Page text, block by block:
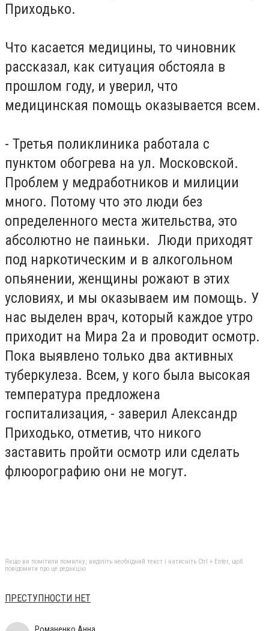
Приходько.
Что касается медицины, то чиновник
рассказал, как ситуация обстояла в
прошлом году, и уверил, что
медицинская помощь оказывается всем.
- Третья поликлиника работала с
пунктом обогрева на ул. Московской.
Проблем у медработников и милиции
много. Потому что это люди без
определенного места жительства, это
абсолютно не паиньки. Люди приходят
под наркотическим и в алкогольном
опьянении, женщины рожают в этих
условиях, и мы оказываем им помощь. У
нас выделен врач, который каждое утро
приходит на Мира 2а и проводит осмотр.
Пока выявлено только два активных
туберкулеза. Всем, у кого была высокая
температура предложена
госпитализация, - заверил Александр
Приходько, отметив, что никого
заставить пройти осмотр или сделать
флюорографию они не могут.
Якщо ви помітили помилку, виділіть необхідний текст і натисніть Ctrl + Enter, щоб
повідомити про це редакцію
ПРЕСТУПНОСТИ НЕТ